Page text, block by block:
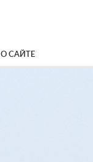
О САЙТЕ